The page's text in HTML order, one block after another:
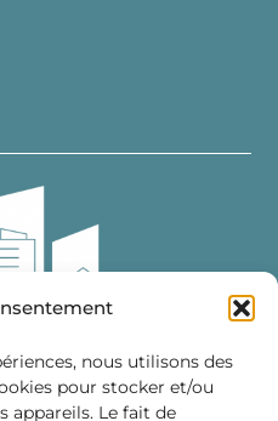
nous utilisons des
pour stocker et/ou
appareils. Le fait de